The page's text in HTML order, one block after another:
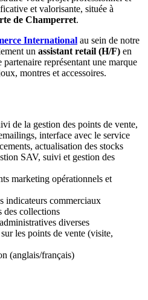
et valorisante, située à
de Champerret.
International au sein de notre
un assistant retail (H/F) en
représentant une marque
montres et accessoires.
de la gestion des points de vente,
interface avec le service
actualisation des stocks
SAV, suivi et gestion des
marketing opérationnels et
indicateurs commerciaux
des collections
diverses
les points de vente (visite,
(anglais/français)